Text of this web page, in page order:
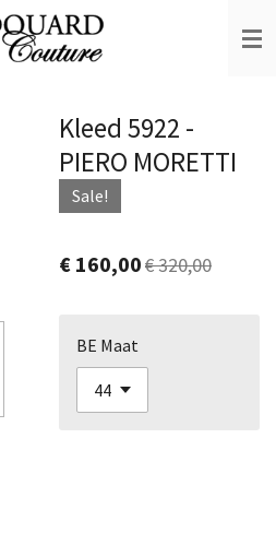
Kleed 5922 -
PIERO MORETTI
Sale!
€ 160,00€ 320,00
BE Maat